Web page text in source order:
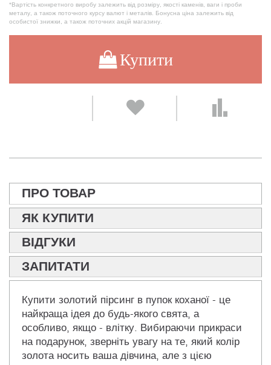
*Вартість конкретного виробу залежить від розміру, якості каменів, ваги і проби
металу, а також поточного курсу валют і металів. Бонусна ціна залежить від
особистої знижки, а також поточних акцій магазину.
Купити
ПРО ТОВАР
ЯК КУПИТИ
ВІДГУКИ
ЗАПИТАТИ
Купити золотий пірсинг в пупок коханої - це
найкраща ідея до будь-якого свята, а
особливо, якщо - влітку. Вибираючи прикраси
на подарунок, зверніть увагу на те, який колір
золота носить ваша дівчина, але з цією